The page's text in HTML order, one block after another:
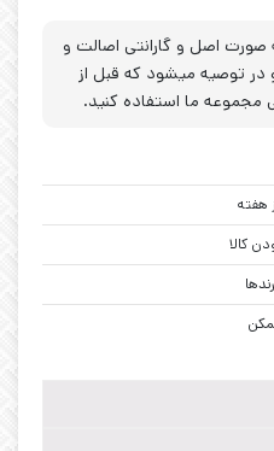
اصل و گارانتی اصالت و
در توصیه میشود که قبل از
ما استفاده کنید.
کالا